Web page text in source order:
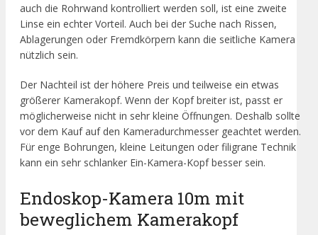
auch die Rohrwand kontrolliert werden soll, ist eine zweite
Linse ein echter Vorteil. Auch bei der Suche nach Rissen,
Ablagerungen oder Fremdkörpern kann die seitliche Kamera
nützlich sein.
Der Nachteil ist der höhere Preis und teilweise ein etwas
größerer Kamerakopf. Wenn der Kopf breiter ist, passt er
möglicherweise nicht in sehr kleine Öffnungen. Deshalb sollte
vor dem Kauf auf den Kameradurchmesser geachtet werden.
Für enge Bohrungen, kleine Leitungen oder filigrane Technik
kann ein sehr schlanker Ein-Kamera-Kopf besser sein.
Endoskop-Kamera 10m mit
beweglichem Kamerakopf